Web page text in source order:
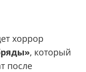
хоррор
, который
после